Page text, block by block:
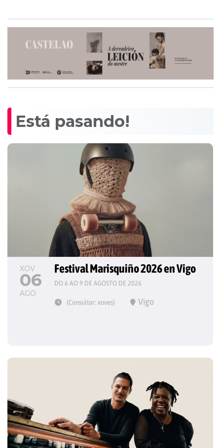
Está pasando!
XOV
06
AGO
Festival Marisquiño 2026 en Vigo
DO 6 AO 9 DE AGOSTO DE 2026
(Consultar: xoves) Vigo